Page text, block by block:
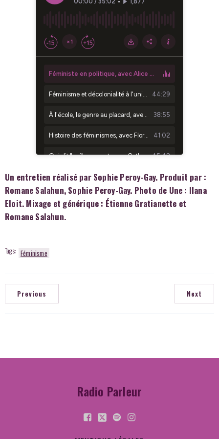
Un entretien réalisé par Sophie Peroy-Gay. Produit par :
Romane Salahun, Sophie Peroy-Gay. Photo de Une : Ilana
Eloit. Mixage et générique : Étienne Gratianette et
Romane Salahun.
Tags: Féminisme
Previous Next
Radio Parleur